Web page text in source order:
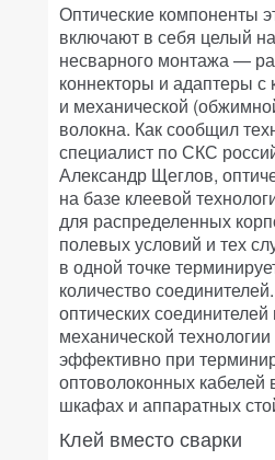
Оптические компоненты
включают в себя целый
несварного монтажа —
коннекторы и адаптеры с
и механической
волокна. Как сообщил
специалист по СКС
Александр Щеглов,
на базе клеевой
для распределенных
полевых условий и тех
в одной точке
количество
оптических
механической
эффективно при
оптоволоконных
шкафах и аппаратных
Клей вместо сварки